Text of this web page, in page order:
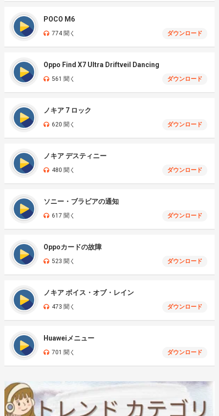
POCO M6
774 聞く ダウンロード
Oppo Find X7 Ultra Driftveil Dancing
561 聞く ダウンロード
ノキア 7 ロック
620 聞く ダウンロード
ノキア デスティニー
480 聞く ダウンロード
ソニー・ブラビアの通知
617 聞く ダウンロード
Oppoカードの故障
523 聞く ダウンロード
ノキア ボイス・オブ・レイン
473 聞く ダウンロード
Huaweiメニュー
701 聞く ダウンロード